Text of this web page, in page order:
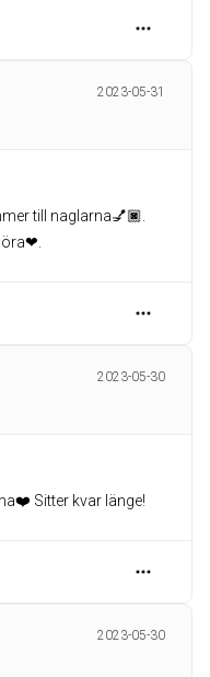
2023-05-31
till naglarna💅🏿.
2023-05-30
Sitter kvar länge!
2023-05-30